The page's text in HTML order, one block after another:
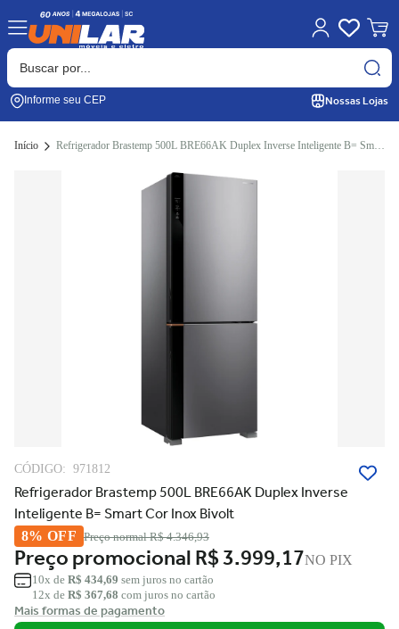
Informe seu CEP Nossas Lojas
Início Refrigerador Brastemp 500L BRE66AK Duplex Inverse Inteligente B= Smart Cor Inox Bivolt
CÓDIGO: 971812
Refrigerador Brastemp 500L BRE66AK Duplex Inverse
Inteligente B= Smart Cor Inox Bivolt
8% OFF Preço normalR$ 4.346,93
Preço promocionalR$ 3.999,17NO PIX
10x de R$ 434,69 sem juros no cartão
12x de R$ 367,68 com juros no cartão
Mais formas de pagamento